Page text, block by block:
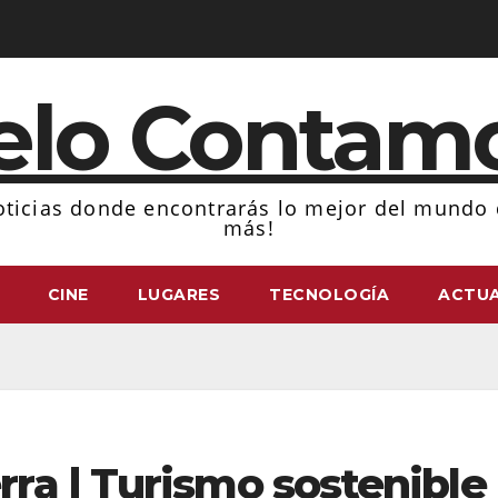
donde encontrarás lo mejor del
más!
CINE LUGARES TECNOLOGÍA
| Turismo sostenible